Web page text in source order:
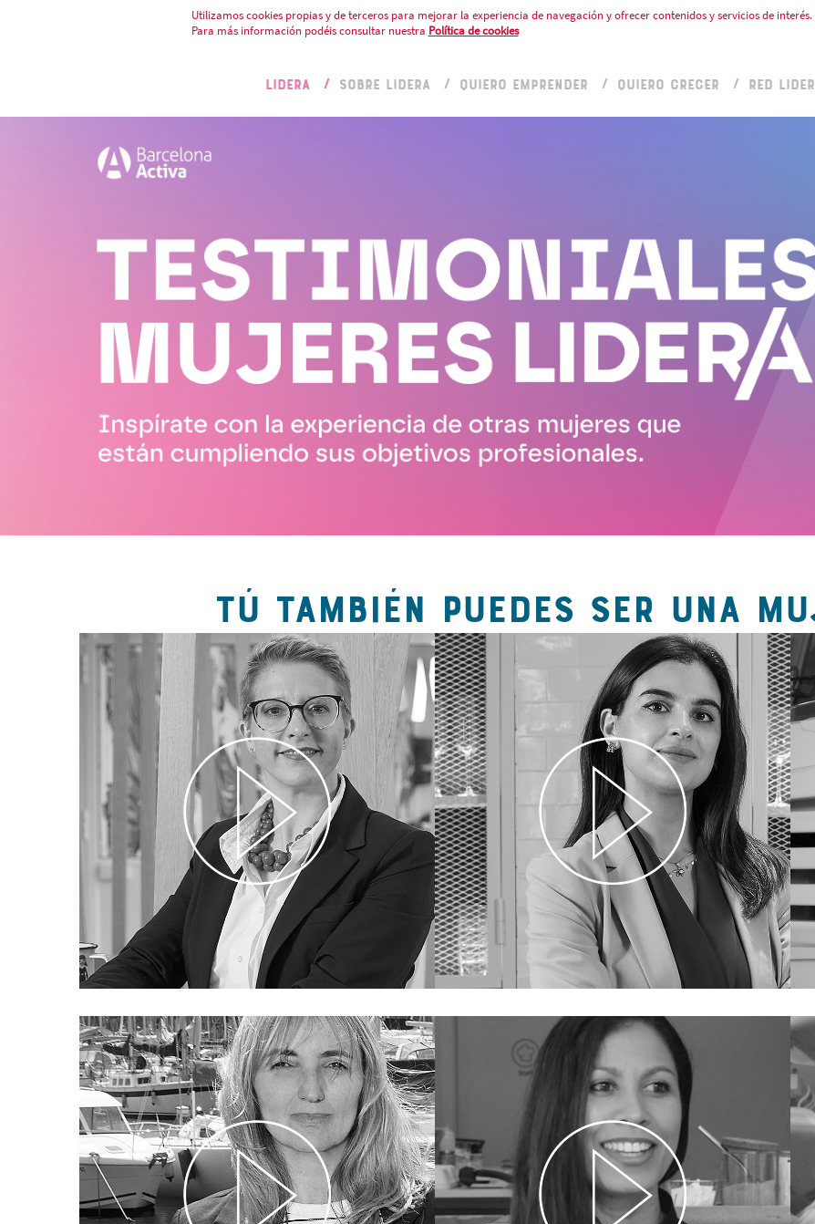
Utilizamos cookies propias y de terceros para mejorar la experiencia de navegación y ofrecer contenidos y servicios de interés.
Para más información podéis consultar nuestra Política de cookies
LIDERA SOBRE LIDERA QUIERO EMPRENDER QUIERO CRECER RED
TÚ TAMBIÉN PUEDES SER UNA